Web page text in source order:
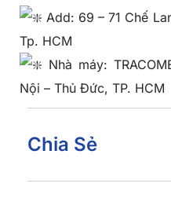
Add: 69 – 71 Chế
Tp. HCM
Nhà máy:
Nội – Thủ Đức, TP. HCM
Chia Sẻ